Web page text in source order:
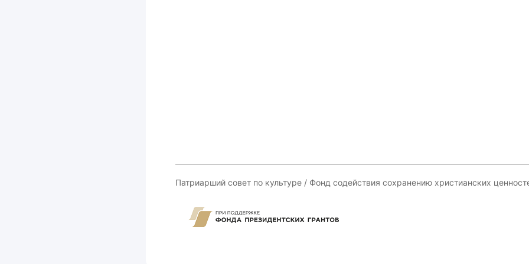
Патриарший совет по культуре / Фонд содействия сохранению христианских